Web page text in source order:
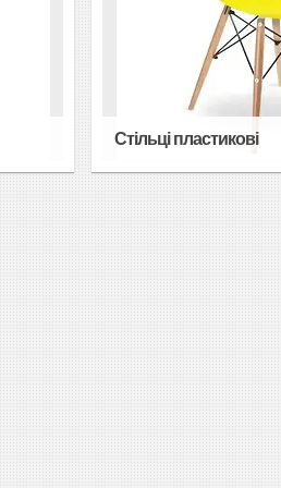
Стільці пластикові